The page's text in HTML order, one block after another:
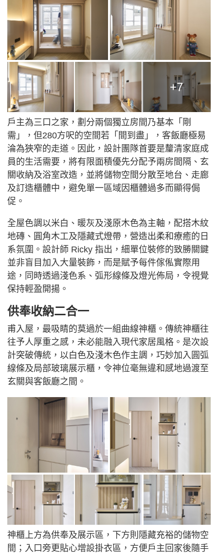
+7
戶主為三口之家，劃分兩個獨立房間乃基本「剛
需」，但280方呎的空間若「間到盡」，客飯廳極易
淪為狹窄的走道。因此，設計團隊首要是釐清家庭成
員的生活需要，將有限面積優先分配予兩房間隔、玄
關收納及浴室改造，並將儲物空間分散至地台、走廊
及訂造櫃體中，避免單一區域因櫃體過多而顯得侷
促。
全屋色調以米白、暖灰及淺原木色為主軸，配搭木紋
地磚、圓角木工及隱藏式燈帶，營造出柔和療癒的日
系氛圍。設計師 Ricky 指出，細單位裝修的致勝關鍵
並非盲目加入大量裝飾，而是賦予每件傢俬實際用
途，同時透過淺色系、弧形線條及燈光佈局，令視覺
保持輕盈開揚。
供奉收納二合一
甫入屋，最吸睛的莫過於一組曲線神櫃。傳統神櫃往
往予人厚重之感，未必能融入現代家居風格。是次設
計突破傳統，以白色及淺木色作主調，巧妙加入圓弧
線條及局部玻璃展示櫃，令神位毫無違和感地過渡至
玄關與客飯廳之間。
神櫃上方為供奉及展示區，下方則隱藏充裕的儲物空
間；入口旁更貼心增設掛衣區，方便戶主回家後隨手